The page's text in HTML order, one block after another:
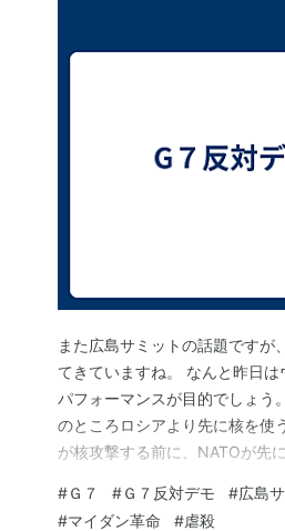
ものの、使用
ら、健康被害説を主張する医師ら
なお、劣化ウラン弾は重金属であ
必要がある*4。
高密度弾頭の持つ高い運動エネ
経済的には現実的ではないが
ただし、先のセンテンスで触れ
であり、生産段階ではこれに対応
また広島サミットの話題ですが
てきていますね。 なんと昨日
パフォーマンスが目的でしょう
のところロシアより先に核を使
が核攻撃する前に、NATOが先
(@hide_Q_) 2023年5月21日 元
#Ｇ７ #Ｇ７反対デモ #広島
#マイダン革命 #虐殺